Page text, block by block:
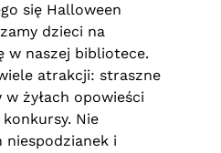
się Halloween
dzieci na
w naszej bibliotece.
atrakcji: straszne
żyłach opowieści
Nie
niespodzianek i